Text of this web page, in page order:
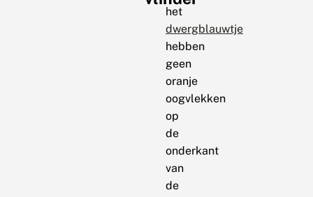
het
dwergblauwtje
hebben
geen
oranje
oogvlekken
op
de
onderkant
van
de